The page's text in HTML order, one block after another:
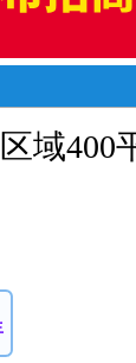
域400